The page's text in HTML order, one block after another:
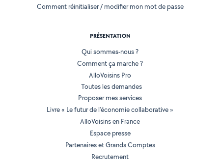
Comment réinitialiser / modifier mon mot de passe
PRÉSENTATION
Qui sommes-nous ?
Comment ça marche ?
AlloVoisins Pro
Toutes les demandes
Proposer mes services
Livre « Le futur de l'économie collaborative »
AlloVoisins en France
Espace presse
Partenaires et Grands Comptes
Recrutement